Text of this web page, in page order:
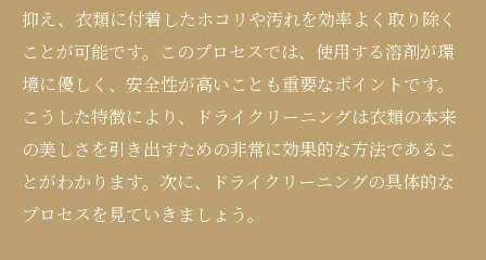
抑え、衣類に付着したホコリや汚れを効率よく取り除く
ことが可能です。このプロセスでは、使用する溶剤が環
境に優しく、安全性が高いことも重要なポイントです。
こうした特徴により、ドライクリーニングは衣類の本来
の美しさを引き出すための非常に効果的な方法であるこ
とがわかります。次に、ドライクリーニングの具体的な
プロセスを見ていきましょう。